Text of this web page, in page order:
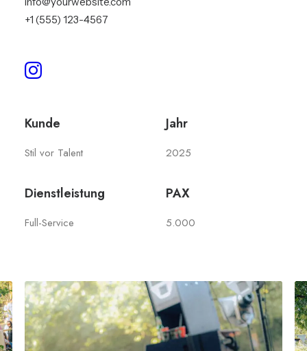
+1 (555) 123-4567
Talent in Kreuzberg mit
Kunde
Stil vor Talent
Jahr
2025
Dienstleistung
Full-Service
PAX
5.000